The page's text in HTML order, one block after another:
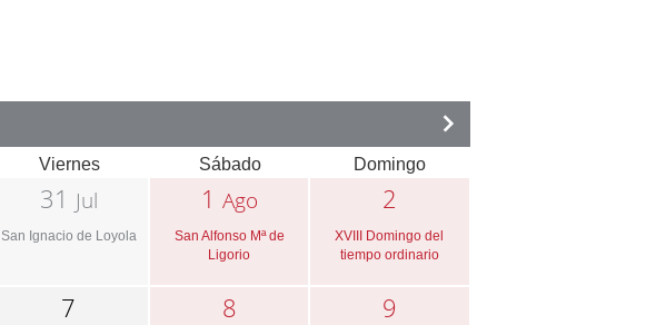
Viernes Sábado Domingo
31 Jul
San Ignacio de Loyola
1 Ago
San Alfonso Mª de
Ligorio
2
XVIII Domingo del
tiempo ordinario
7 8 9